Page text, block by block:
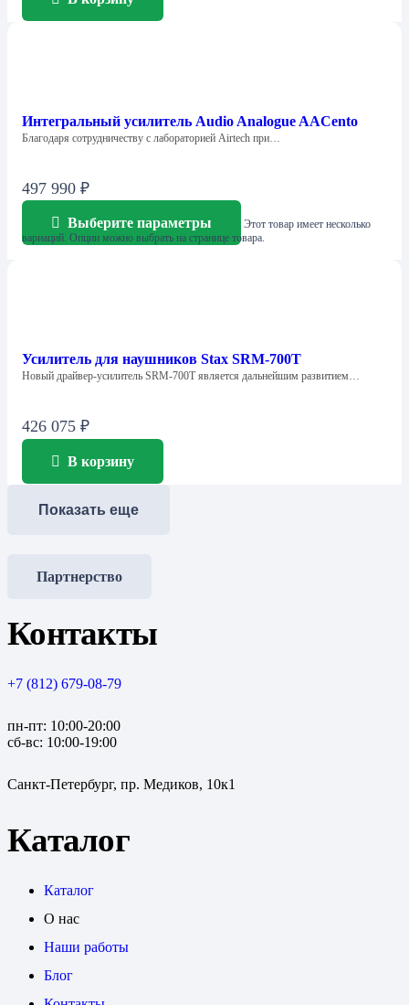
Интегральный усилитель Audio Analogue AACento
Благодаря сотрудничеству с лабораторией Airtech при…
497 990 ₽
Выберите параметры
Этот товар имеет несколько
вариаций. Опции можно выбрать на странице товара.
Усилитель для наушников Stax SRM-700T
Новый драйвер-усилитель SRM-700T является дальнейшим развитием…
426 075 ₽
В корзину
Показать еще
Партнерство
Контакты
+7 (812) 679-08-79
пн-пт: 10:00-20:00
сб-вс: 10:00-19:00
Санкт-Петербург, пр. Медиков, 10к1
Каталог
Каталог
О нас
Наши работы
Блог